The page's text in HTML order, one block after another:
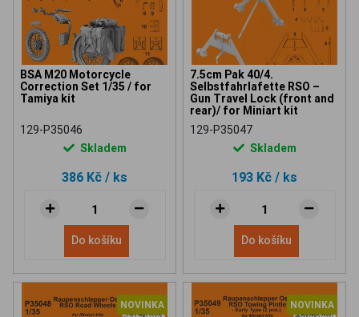
BSA M20 Motorcycle
Correction Set 1/35 / for
Tamiya kit
129-P35046
Skladem
386 Kč / ks
Do košíku
7.5cm Pak 40/4.
Selbstfahrlafette RSO –
Gun Travel Lock (front and
rear)/ for Miniart kit
129-P35047
Skladem
193 Kč / ks
Do košíku
NOVINKA NOVINKA